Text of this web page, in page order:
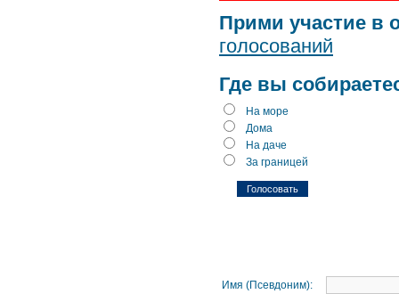
Прими участие в
голосований
Где вы
На море
Дома
На даче
За границей
Имя (Псевдоним):